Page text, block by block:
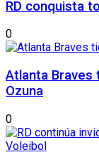
RD conquista
0
Atlanta Braves
Ozuna
0